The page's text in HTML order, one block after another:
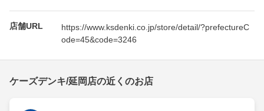
店舗URL
https://www.ksdenki.co.jp/store/detail/?prefectureC
ode=45&code=3246
ケーズデンキ/延岡店の近くのお店